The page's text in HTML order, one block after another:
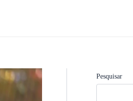
Pesquisar